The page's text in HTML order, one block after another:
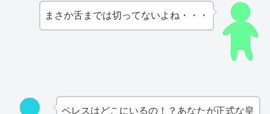
まさか舌までは切ってないよね・・・
ペレスはどこにいるの！？あなたが正式な皇